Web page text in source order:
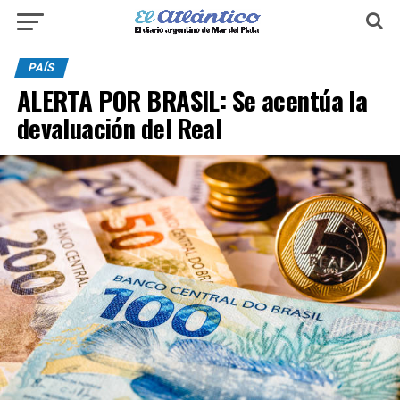
PAÍS
ALERTA POR BRASIL: Se acentúa la
devaluación del Real